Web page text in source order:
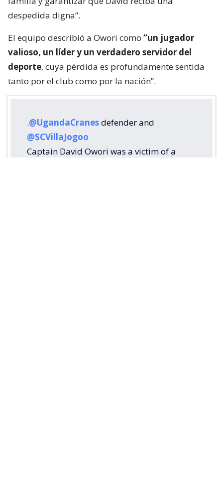
despedida digna”.
El equipo describió a Owori como “un jugador
valioso, un líder y un verdadero servidor del
deporte, cuya pérdida es profundamente sentida
tanto por el club como por la nación”.
.@UgandaCranesdefender and
@SCVillaJogoo
Captain David Owori was a victim of a